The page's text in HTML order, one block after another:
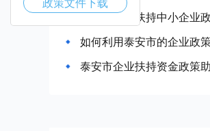
泰安市政府扶持中小企业
如何利用泰安市的企业政
泰安市企业扶持资金政策